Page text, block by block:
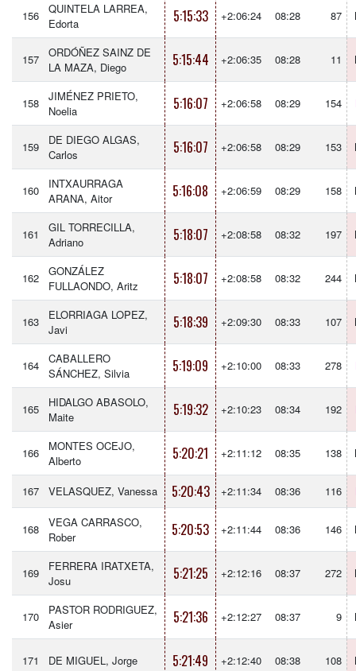
156
QUINTELA LARREA,
Edorta
5:15:33 +2:06:24 08:28 87
157
ORDÓÑEZ SAINZ DE
LA MAZA, Diego
5:15:44 +2:06:35 08:28 11
158
JIMÉNEZ PRIETO,
Noelia
5:16:07 +2:06:58 08:29 154
159
DE DIEGO ALGAS,
Carlos
5:16:07 +2:06:58 08:29 153
160
INTXAURRAGA
ARANA, Aitor
5:16:08 +2:06:59 08:29 158
161
GIL TORRECILLA,
Adriano
5:18:07 +2:08:58 08:32 197
162
GONZÁLEZ
FULLAONDO, Aritz
5:18:07 +2:08:58 08:32 244
163
ELORRIAGA LOPEZ,
Javi
5:18:39 +2:09:30 08:33 107
164
CABALLERO
SÁNCHEZ, Silvia
5:19:09 +2:10:00 08:33 278
165
HIDALGO ABASOLO,
Maite
5:19:32 +2:10:23 08:34 192
166
MONTES OCEJO,
Alberto
5:20:21 +2:11:12 08:35 138
167 VELASQUEZ, Vanessa 5:20:43 +2:11:34 08:36 116
168
VEGA CARRASCO,
Rober
5:20:53 +2:11:44 08:36 146
169
FERRERA IRATXETA,
Josu
5:21:25 +2:12:16 08:37 272
170
PASTOR RODRIGUEZ,
Asier
5:21:36 +2:12:27 08:37 9
171 DE MIGUEL, Jorge 5:21:49 +2:12:40 08:38 108